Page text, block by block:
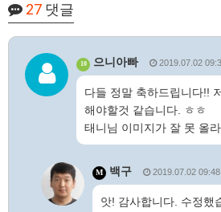
27 댓글
10 으니아빠 2019.07.02
다들 정말 축하드립니다!!
해야할것 같습니다. ㅎㅎ
태니님 이미지가 잘 못 올
M 백구 2019.07.02 09:48
앗! 감사합니다. 수정했